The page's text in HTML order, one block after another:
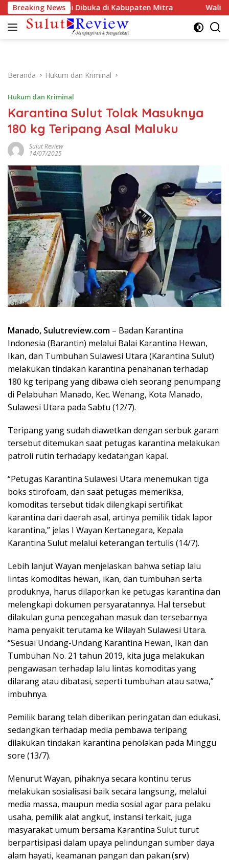
Langsung
ke
konten
Breaking News
RI Resmi Dibuka di Kabupaten Mitra Walikota
Beranda Hukum dan Kriminal
Hukum dan Kriminal
Karantina Sulut Tolak Masuknya
180 kg Teripang Asal Maluku
Sulut Review
14/07/2025
Manado, Sulutreview.com – Badan Karantina
Indonesia (Barantin) melalui Balai Karantina Hewan,
Ikan, dan Tumbuhan Sulawesi Utara (Karantina Sulut)
melakukan tindakan karantina penahanan terhadap
180 kg teripang yang dibawa oleh seorang penumpang
di Pelabuhan Manado, Kec. Wenang, Kota Manado,
Sulawesi Utara pada Sabtu (12/7).
Teripang yang sudah diawetkan dengan serbuk garam
tersebut ditemukan saat petugas karantina melakukan
patroli rutin terhadapy kedatangan kapal.
“Petugas Karantina Sulawesi Utara menemukan tiga
boks stirofoam, dan saat petugas memeriksa,
komoditas tersebut tidak dilengkapi sertifikat
karantina dari daerah asal, artinya pemilik tidak lapor
karantina,” jelas I Wayan Kertanegara, Kepala
Karantina Sulut melalui keterangan tertulis (14/7).
Lebih lanjut Wayan menjelaskan bahwa setiap lalu
lintas komoditas hewan, ikan, dan tumbuhan serta
produknya, harus dilaporkan ke petugas karantina dan
melengkapi dokumen persyaratannya. Hal tersebut
dilakulan guna pencegahan masuk dan tersebarnya
hama penyakit terutama ke Wilayah Sulawesi Utara.
“Sesuai Undang-Undang Karantina Hewan, Ikan dan
Tumbuhan No. 21 tahun 2019, kita juga melakukan
pengawasan terhadap lalu lintas komoditas yang
dilarang atau dibatasi, seperti tumbuhan atau satwa,”
imbuhnya.
Pemilik barang telah diberikan peringatan dan edukasi,
sedangkan terhadap media pembawa teripang
dilakukan tindakan karantina penolakan pada Minggu
sore (13/7).
Menurut Wayan, pihaknya secara kontinu terus
melakukan sosialisasi baik secara langsung, melalui
media massa, maupun media sosial agar para pelaku
usaha, pemilik alat angkut, instansi terkait, juga
masyarakat umum bersama Karantina Sulut turut
berpartisipasi dalam upaya pelindungan sumber daya
alam hayati, keamanan pangan dan pakan.(srv)